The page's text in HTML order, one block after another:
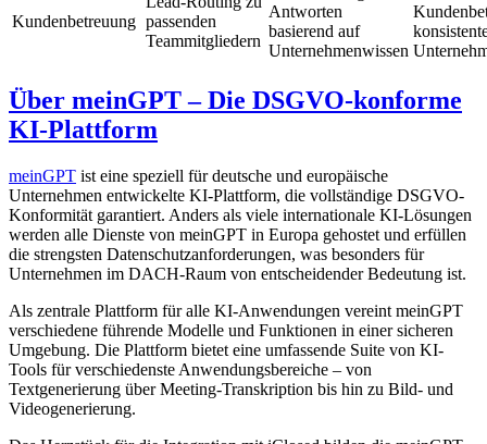
Kundenbetreuung passenden
Teammitgliedern
Antworten
basierend auf
Unternehmenwissen
Über meinGPT – Die DSGVO-konforme
KI-Plattform
meinGPT ist eine speziell für deutsche und europäische
Unternehmen entwickelte KI-Plattform, die vollständige DSGVO-
Konformität garantiert. Anders als viele internationale KI-Lösungen
werden alle Dienste von meinGPT in Europa gehostet und erfüllen
die strengsten Datenschutzanforderungen, was besonders für
Unternehmen im DACH-Raum von entscheidender Bedeutung ist.
Als zentrale Plattform für alle KI-Anwendungen vereint meinGPT
verschiedene führende Modelle und Funktionen in einer sicheren
Umgebung. Die Plattform bietet eine umfassende Suite von KI-
Tools für verschiedenste Anwendungsbereiche – von
Textgenerierung über Meeting-Transkription bis hin zu Bild- und
Videogenerierung.